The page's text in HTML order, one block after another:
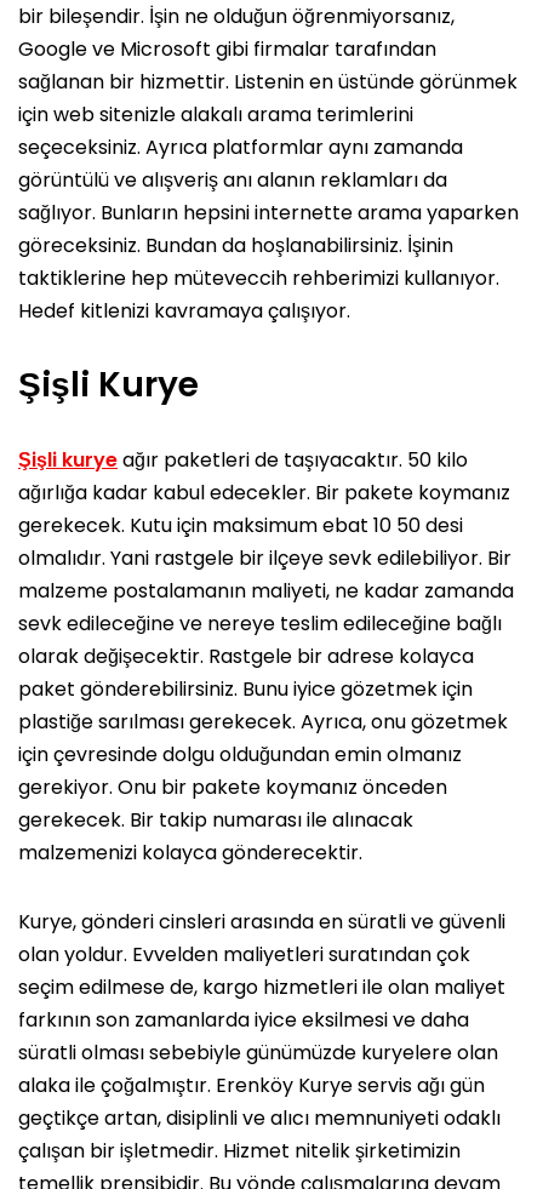
bir bileşendir. İşin ne olduğun öğrenmiyorsanız,
Google ve Microsoft gibi firmalar tarafından
sağlanan bir hizmettir. Listenin en üstünde görünmek
için web sitenizle alakalı arama terimlerini
seçeceksiniz. Ayrıca platformlar aynı zamanda
görüntülü ve alışveriş anı alanın reklamları da
sağlıyor. Bunların hepsini internette arama yaparken
göreceksiniz. Bundan da hoşlanabilirsiniz. İşinin
taktiklerine hep müteveccih rehberimizi kullanıyor.
Hedef kitlenizi kavramaya çalışıyor.
Şişli Kurye
Şişli kuryeağır paketleri de taşıyacaktır. 50 kilo
ağırlığa kadar kabul edecekler. Bir pakete koymanız
gerekecek. Kutu için maksimum ebat 10 50 desi
olmalıdır. Yani rastgele bir ilçeye sevk edilebiliyor. Bir
malzeme postalamanın maliyeti, ne kadar zamanda
sevk edileceğine ve nereye teslim edileceğine bağlı
olarak değişecektir. Rastgele bir adrese kolayca
paket gönderebilirsiniz. Bunu iyice gözetmek için
plastiğe sarılması gerekecek. Ayrıca, onu gözetmek
için çevresinde dolgu olduğundan emin olmanız
gerekiyor. Onu bir pakete koymanız önceden
gerekecek. Bir takip numarası ile alınacak
malzemenizi kolayca gönderecektir.
Kurye, gönderi cinsleri arasında en süratli ve güvenli
olan yoldur. Evvelden maliyetleri suratından çok
seçim edilmese de, kargo hizmetleri ile olan maliyet
farkının son zamanlarda iyice eksilmesi ve daha
süratli olması sebebiyle günümüzde kuryelere olan
alaka ile çoğalmıştır. Erenköy Kurye servis ağı gün
geçtikçe artan, disiplinli ve alıcı memnuniyeti odaklı
çalışan bir işletmedir. Hizmet nitelik şirketimizin